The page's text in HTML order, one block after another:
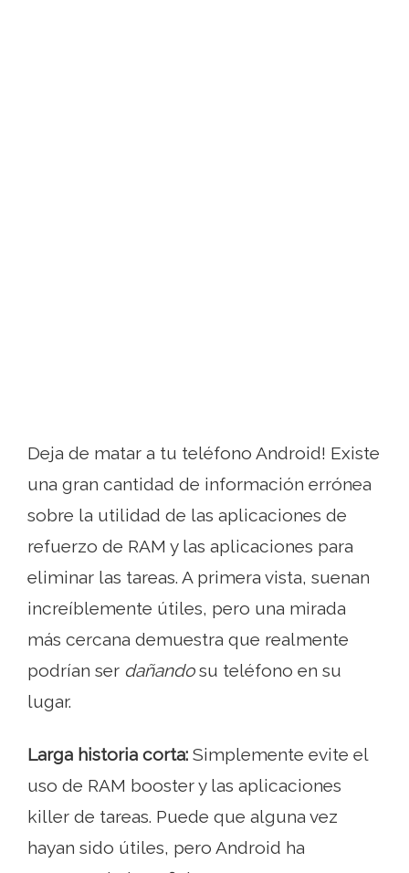
Deja de matar a tu teléfono Android! Existe
una gran cantidad de información errónea
sobre la utilidad de las aplicaciones de
refuerzo de RAM y las aplicaciones para
eliminar las tareas. A primera vista, suenan
increíblemente útiles, pero una mirada
más cercana demuestra que realmente
podrían ser dañandosu teléfono en su
lugar.
Larga historia corta: Simplemente evite el
uso de RAM booster y las aplicaciones
killer de tareas. Puede que alguna vez
hayan sido útiles, pero Android ha